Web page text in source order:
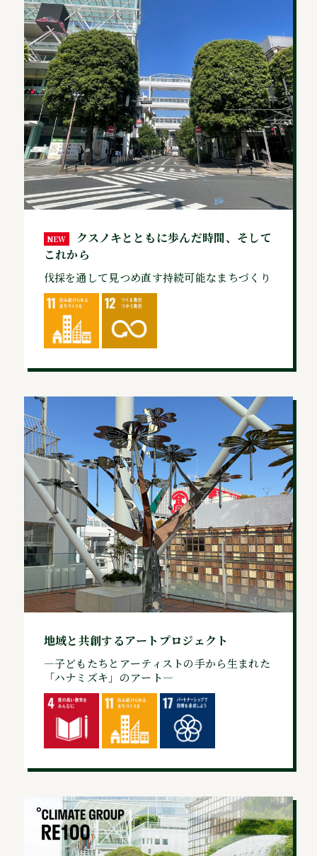
NEW
クスノキとともに歩んだ時間、そして
これから
伐採を通して見つめ直す持続可能なまちづくり
地域と共創するアートプロジェクト
—子どもたちとアーティストの手から生まれた
「ハナミズキ」のアート—